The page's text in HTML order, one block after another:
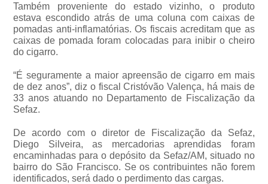
Também proveniente do estado vizinho, o produto
estava escondido atrás de uma coluna com caixas de
pomadas anti-inflamatórias. Os fiscais acreditam que as
caixas de pomada foram colocadas para inibir o cheiro
do cigarro.
“É seguramente a maior apreensão de cigarro em mais
de dez anos”, diz o fiscal Cristóvão Valença, há mais de
33 anos atuando no Departamento de Fiscalização da
Sefaz.
De acordo com o diretor de Fiscalização da Sefaz,
Diego Silveira, as mercadorias aprendidas foram
encaminhadas para o depósito da Sefaz/AM, situado no
bairro do São Francisco. Se os contribuintes não forem
identificados, será dado o perdimento das cargas.